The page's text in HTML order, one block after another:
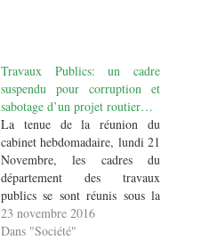
Travaux Publics: un cadre
suspendu pour corruption et
sabotage d’un projet routier…
La tenue de la réunion du
cabinet hebdomadaire, lundi 21
Novembre, les cadres du
département des travaux
publics se sont réunis sous la
présidence de Madame, la
Ministre Oumou Camara, dans
23 novembre 2016
Dans "Société"